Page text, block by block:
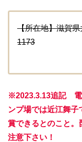
【所在地】滋賀
1173
※2023.3.13追記 電
ンプ場では近江舞
賞できるとのこと。
注意下さい！